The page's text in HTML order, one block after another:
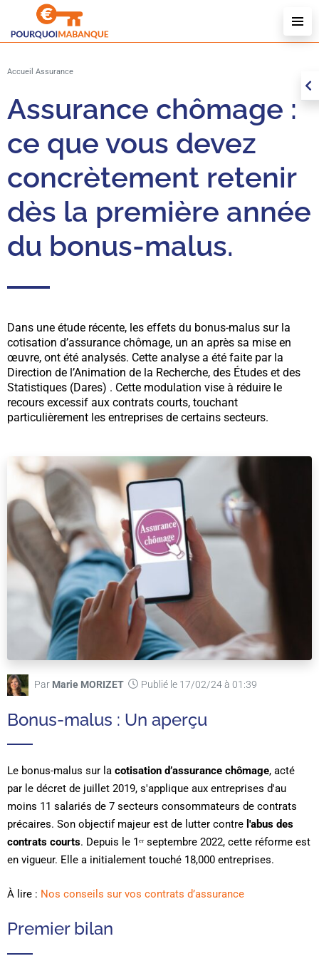
Accueil Assurance
Assurance chômage :
ce que vous devez
concrètement retenir
dès la première année
du bonus-malus.
Dans une étude récente, les effets du bonus-malus sur la
cotisation d’assurance chômage, un an après sa mise en
œuvre, ont été analysés. Cette analyse a été faite par la
Direction de l’Animation de la Recherche, des Études et des
Statistiques (Dares) . Cette modulation vise à réduire le
recours excessif aux contrats courts, touchant
particulièrement les entreprises de certains secteurs.
Par Marie MORIZET Publié le 17/02/24 à 01:39
Bonus-malus : Un aperçu
Le bonus-malus sur la cotisation d’assurance chômage, acté
par le décret de juillet 2019, s'applique aux entreprises d'au
moins 11 salariés de 7 secteurs consommateurs de contrats
précaires. Son objectif majeur est de lutter contre l'abus des
contrats courts. Depuis le 1ᵉʳ septembre 2022, cette réforme est
en vigueur. Elle a initialement touché 18,000 entreprises.
À lire : Nos conseils sur vos contrats d’assurance
Premier bilan